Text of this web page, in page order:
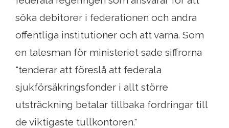
söka debitorer i federationen och andra
offentliga institutioner och att varna. Som
en talesman för ministeriet sade siffrorna
"tenderar att föreslå att federala
sjukförsäkringsfonder i allt större
utsträckning betalar tillbaka fordringar till
de viktigaste tullkontoren."